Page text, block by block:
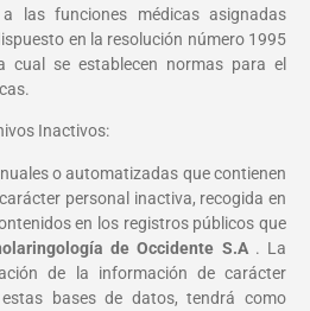
las funciones médicas asignadas
en la resolución número 1995
se establecen normas para el
Inactivos:
o automatizadas que contienen
personal inactiva, recogida en
en los registros públicos que
de Occidente S.A. La
de la información de carácter
bases de datos, tendrá como